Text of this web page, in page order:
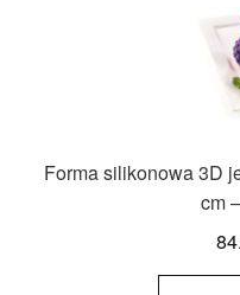
Forma silikonowa 3D
cm
ilość